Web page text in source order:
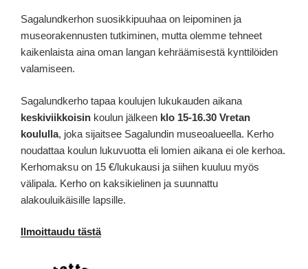
Sagalundkerhon suosikkipuuhaa on leipominen ja
museorakennusten tutkiminen, mutta olemme tehneet
kaikenlaista aina oman langan kehräämisestä kynttilöiden
valamiseen.
Sagalundkerho tapaa koulujen lukukauden aikana
keskiviikkoisin koulun jälkeen klo 15-16.30 Vretan
koululla, joka sijaitsee Sagalundin museoalueella. Kerho
noudattaa koulun lukuvuotta eli lomien aikana ei ole kerhoa.
Kerhomaksu on 15 €/lukukausi ja siihen kuuluu myös
välipala. Kerho on kaksikielinen ja suunnattu
alakouluikäisille lapsille.
Ilmoittaudu tästä